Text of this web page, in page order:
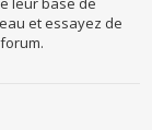
et essayez de